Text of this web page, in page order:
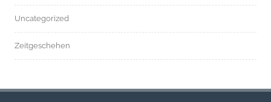
Uncategorized
Zeitgeschehen